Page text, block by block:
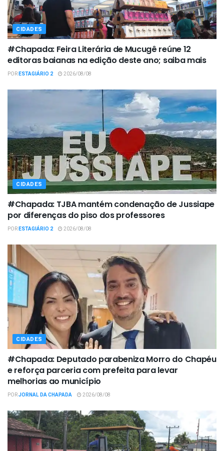
CIDADES
#Chapada: Feira Literária de Mucugê reúne 12
editoras baianas na edição deste ano; saiba mais
PORESTAGIÁRIO 2 2026/08/08
CIDADES
#Chapada: TJBA mantém condenação de Jussiape
por diferenças do piso dos professores
PORESTAGIÁRIO 2 2026/08/08
CIDADES
#Chapada: Deputado parabeniza Morro do Chapéu
e reforça parceria com prefeita para levar
melhorias ao município
PORJORNAL DA CHAPADA 2026/08/08